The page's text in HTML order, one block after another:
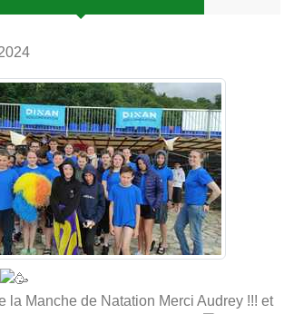
la Manche de Natation Merci Audrey !!! et